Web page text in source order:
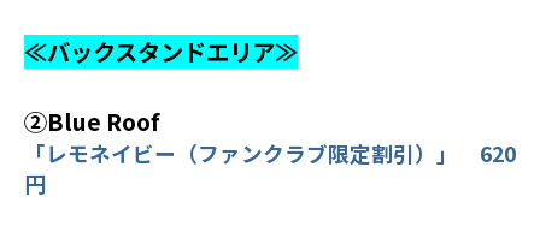
≪バックスタンドエリア≫
②Blue Roof
「レモネイビー（ファンクラブ限定割引）」 620
円